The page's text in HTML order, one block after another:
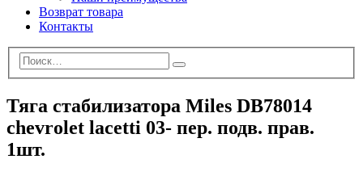
Возврат товара
Контакты
Тяга стабилизатора Miles DB78014
chevrolet lacetti 03- пер. подв. прав.
1шт.